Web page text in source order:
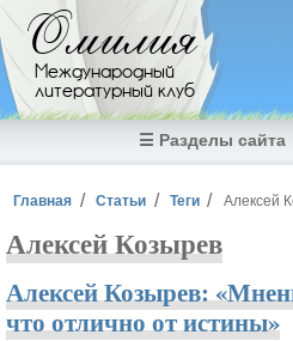
Перейти к основному содержанию
Омилия
Международный
литературный клуб
☰ Разделы сайта
Вы здесь
Главная Статьи Теги Алексей
Алексей Козырев
Алексей Козырев:
что отлично от истины»